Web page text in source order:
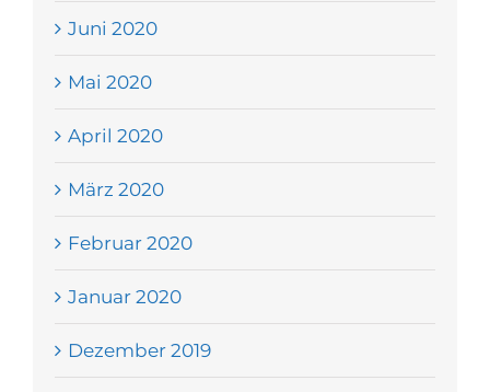
Juni 2020
Mai 2020
April 2020
März 2020
Februar 2020
Januar 2020
Dezember 2019